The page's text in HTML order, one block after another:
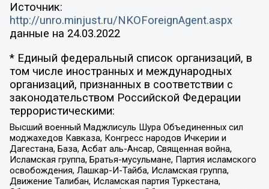
Источник:
http://unro.minjust.ru/NKOForeignAgent.aspx
данные на 24.03.2022
* Единый федеральный список организаций, в
том числе иностранных и международных
организаций, признанных в соответствии с
законодательством Российской Федерации
террористическими:
Высший военный Маджлисуль Шура Объединенных сил
моджахедов Кавказа, Конгресс народов Ичкерии и
Дагестана, База, Асбат аль-Ансар, Священная война,
Исламская группа, Братья-мусульмане, Партия исламского
освобождения, Лашкар-И-Тайба, Исламская группа,
Движение Талибан, Исламская партия Туркестана,